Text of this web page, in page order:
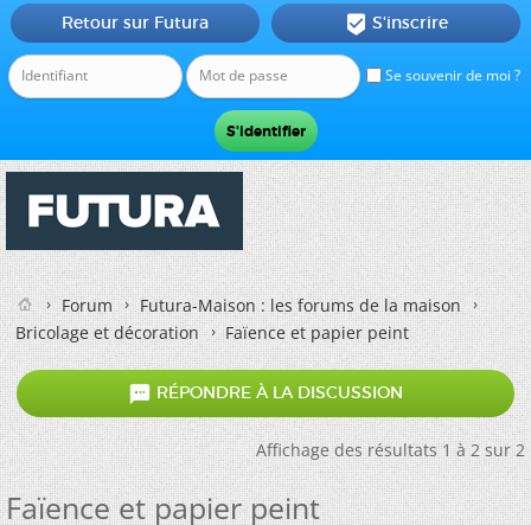
Se souvenir de moi ?
Retour sur Futura  S'inscrire
Forum
Futura-Maison : les forums de la maison
Bricolage et décoration
Faïence et papier peint
 RÉPONDRE À LA DISCUSSION
Affichage des résultats 1 à 2 sur 2
Faïence et papier peint